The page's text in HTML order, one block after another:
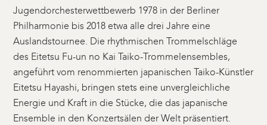
Jugendorchesterwettbewerb 1978 in der Berliner
Philharmonie bis 2018 etwa alle drei Jahre eine
Auslandstournee. Die rhythmischen Trommelschläge
des Eitetsu Fu-un no Kai Taiko-Trommelensembles,
angeführt vom renommierten japanischen Taiko-Künstler
Eitetsu Hayashi, bringen stets eine unvergleichliche
Energie und Kraft in die Stücke, die das japanische
Ensemble in den Konzertsälen der Welt präsentiert.